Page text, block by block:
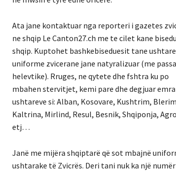
Ata jane kontaktuar nga reporteri i gazetes
ne shqip Le Canton27.ch me te cilet kane
shqip. Kuptohet bashkebiseduesit tane
uniforme zvicerane jane natyralizuar (me
helevtike). Rruges, ne qytete dhe fshtra ku po
mbahen stervitjet, kemi pare dhe degjuar
ushtareve si: Alban, Kosovare, Kushtrim,
Kaltrina, Mirlind, Resul, Besnik, Shqiponja,
etj…
Janë me mijëra shqiptarë që sot mbajnë
ushtarake të Zvicrës. Deri tani nuk ka një